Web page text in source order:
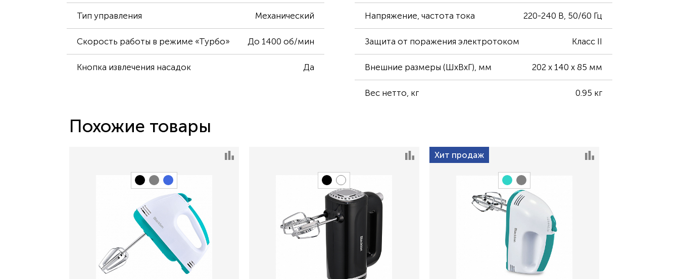
Тип управления Механический
Скорость работы в режиме «Турбо» До 1400 об/мин
Кнопка извлечения насадок Да
Напряжение, частота тока 220-240 В, 50/60 Гц
Защита от поражения электротоком Класс II
Внешние размеры (ШхВхГ), мм 202 х 140 х 85 мм
Вес нетто, кг 0.95 кг
Похожие товары
Хит продаж